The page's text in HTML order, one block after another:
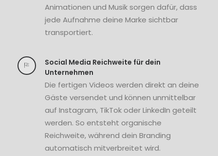
Animationen und Musik sorgen dafür, dass
jede Aufnahme deine Marke sichtbar
transportiert.
Social Media Reichweite für dein
Unternehmen
Die fertigen Videos werden direkt an deine
Gäste versendet und können unmittelbar
auf Instagram, TikTok oder LinkedIn geteilt
werden. So entsteht organische
Reichweite, während dein Branding
automatisch mitverbreitet wird.